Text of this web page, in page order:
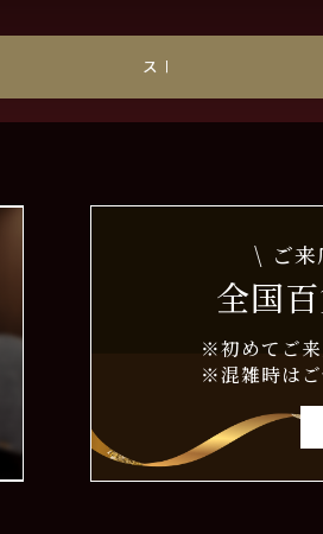
ストレート
\ ご来
全国
※初めてご
※混雑時は